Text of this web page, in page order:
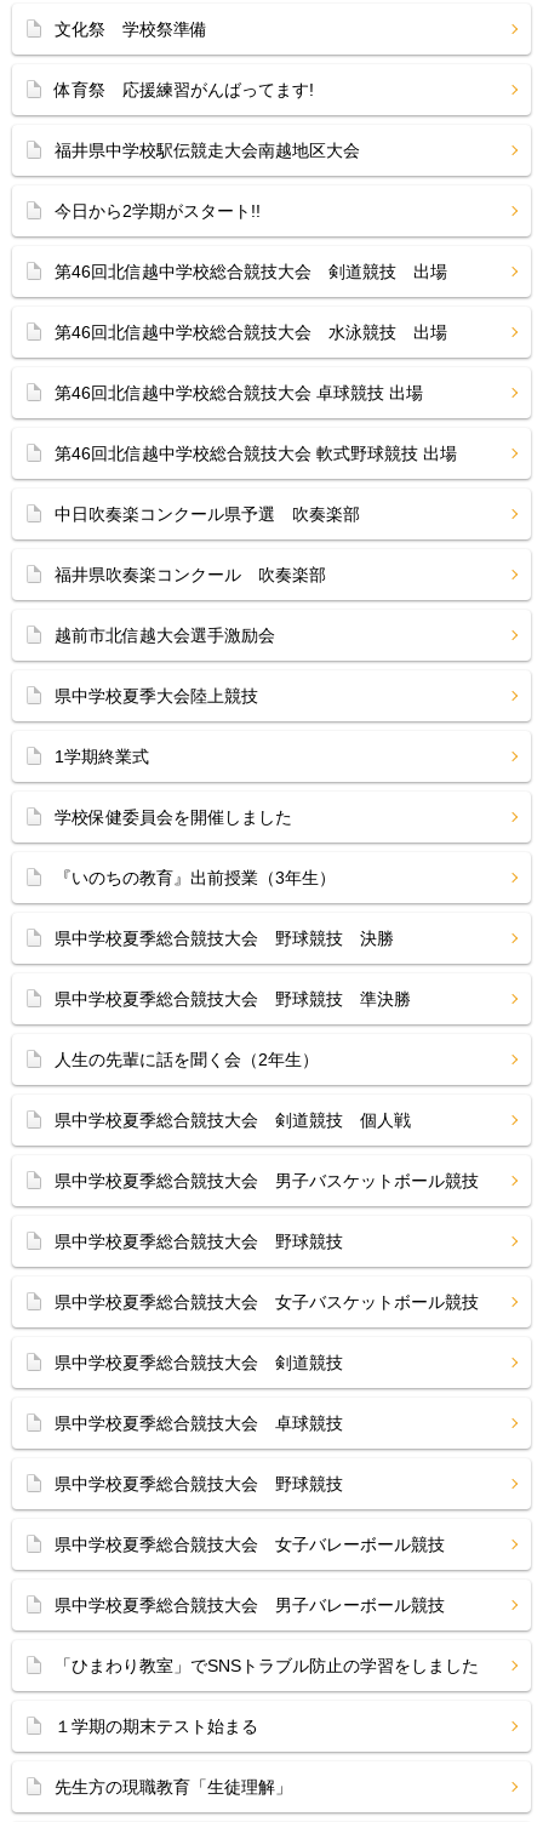
文化祭 学校祭準備
体育祭 応援練習がんばってます!
福井県中学校駅伝競走大会南越地区大会
今日から2学期がスタート!!
第46回北信越中学校総合競技大会 剣道競技 出場
第46回北信越中学校総合競技大会 水泳競技 出場
第46回北信越中学校総合競技大会 卓球競技 出場
第46回北信越中学校総合競技大会 軟式野球競技 出場
中日吹奏楽コンクール県予選 吹奏楽部
福井県吹奏楽コンクール 吹奏楽部
越前市北信越大会選手激励会
県中学校夏季大会陸上競技
1学期終業式
学校保健委員会を開催しました
『いのちの教育』出前授業（3年生）
県中学校夏季総合競技大会 野球競技 決勝
県中学校夏季総合競技大会 野球競技 準決勝
人生の先輩に話を聞く会（2年生）
県中学校夏季総合競技大会 剣道競技 個人戦
県中学校夏季総合競技大会 男子バスケットボール競技
県中学校夏季総合競技大会 野球競技
県中学校夏季総合競技大会 女子バスケットボール競技
県中学校夏季総合競技大会 剣道競技
県中学校夏季総合競技大会 卓球競技
県中学校夏季総合競技大会 野球競技
県中学校夏季総合競技大会 女子バレーボール競技
県中学校夏季総合競技大会 男子バレーボール競技
「ひまわり教室」でSNSトラブル防止の学習をしました
１学期の期末テスト始まる
先生方の現職教育「生徒理解」